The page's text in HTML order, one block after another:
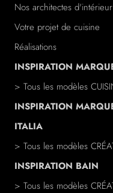
Nos architectes d'intérieur
Votre projet de cuisine
Réalisations
INSPIRATION
> Tous les modèles
INSPIRATION
ITALIA
> Tous les modèles
INSPIRATION BAIN
> Tous les modèles